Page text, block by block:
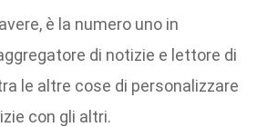
è la numero uno in
di notizie e lettore di
le altre cose di personalizzare
con gli altri.